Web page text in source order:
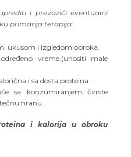
i prevazići eventualni
primanja terapija:
ukusom i izgledom obroka.
vreme.(unositi male
i sa dosta proteina.
sa konzumiranjem čvrste
hranu.
i kalorija u obroku